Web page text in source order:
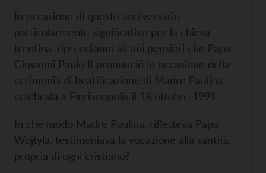
In occasione di questo anniversario
particolarmente significativo per la chiesa
trentina, riprendiamo alcuni pensieri che Papa
Giovanni Paolo II pronunciò in occasione della
cerimonia di beatificazione di Madre Paulina,
celebrata a Florianopolis il 18 ottobre 1991.
In che modo Madre Paulina, rifletteva Papa
Wojtyla, testimoniava la vocazione alla santità,
propria di ogni cristiano?